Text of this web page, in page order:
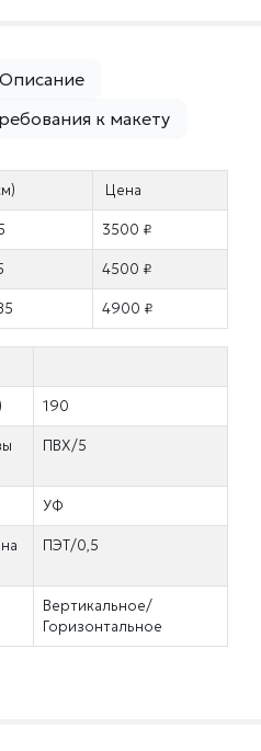
Описание
к макету
Цена
3500 ₽
4500 ₽
4900 ₽
190
ПВХ/5
УФ
ПЭТ/0,5
Вертикальное/
Горизонтальное